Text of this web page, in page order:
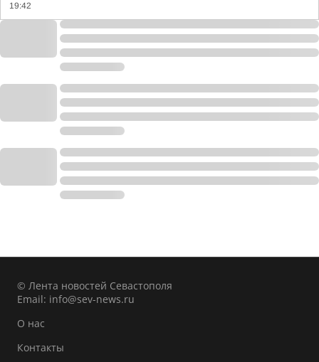
19:42
© Лента новостей Севастополя
Email: info@sev-news.ru
О нас
Контакты